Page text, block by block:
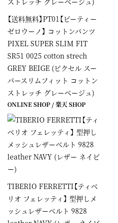
【送料無料】PT01【ピーティー
ゼロウーノ】 コットンパンツ
PIXEL SUPER SLIM FIT
SR51 0025 cotton strech
GREY BEIGE (ピクセル スー
パースリムフィット コットン
ストレッチ グレーベージュ)
ONLINE SHOP /楽天 SHOP
TIBERIO FERRETTI【ティベ
リオ フェレッティ】 型押しメ
ッシュレザーベルト 9828